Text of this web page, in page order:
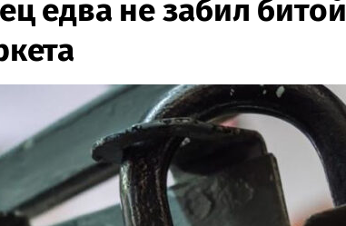
едва не забил битой